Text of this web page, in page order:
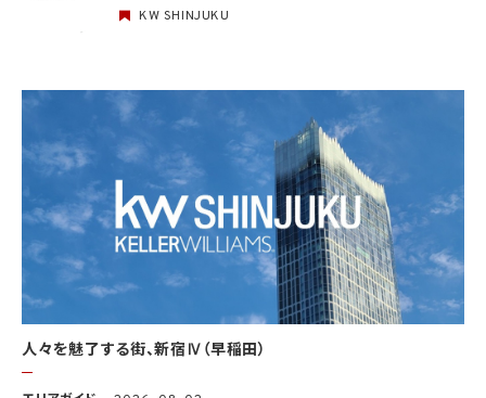
5.1 当社は、適正に個人情報を取得し、偽りその他不正の手段により取得しません。
(1) 第4.1項第1号から第4号までのいずれかに該当する場合
(2) 学術研究機関等から要配慮個人情報を取得する場合であって、当該要配慮個人情報
を学術研究目的で取得する必要があるとき（当該要配慮個人情報を取得する目的の一
部が学術研究目的である場合を含み、個人の権利利益を不当に侵害するおそれがある
場合を除きます。）（当該個人情報取扱事業者と当該学術研究機関等が共同して学術研
究を行う場合に限ります。）
(3) 当該要配慮個人情報が、本人、国の機関、地方公共団体、学術研究機関等、個人情報
保護法第57条第1項各号に掲げる者その他個人情報保護委員会規則で定める者により
公開されている場合
(4) 本人を目視し、又は撮影することにより、その外形上明らかな要配慮個人情報を取得
する場合
(5) 第三者から要配慮個人情報の提供を受ける場合であって、当該第三者による当該提
供が第8.1項各号のいずれかに該当するとき
5.3 当社は、第三者から個人情報の提供を受けるに際しては、個人情報保護委員会規則
KW SHINJUKU
人々を魅了する街、新宿Ⅳ（早稲田）